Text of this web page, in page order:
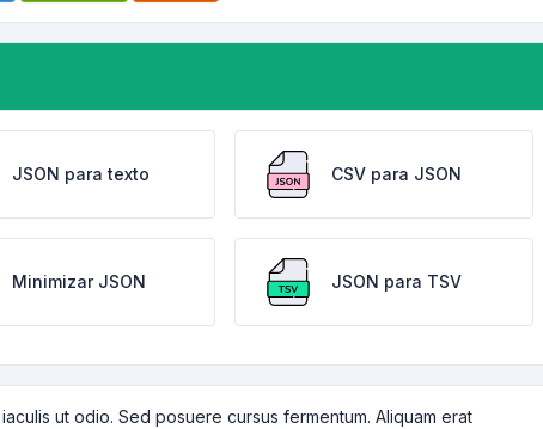
JSON para texto CSV para JSON
Minimizar JSON JSON para TSV
ut odio. Sed posuere cursus fermentum. Aliquam erat